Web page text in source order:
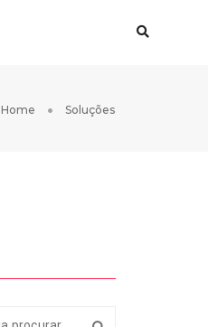
Home Soluções